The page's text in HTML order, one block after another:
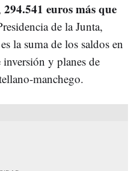
294.541 euros más que
de la Junta,
la suma de los saldos en
inversión y planes de
manchego.